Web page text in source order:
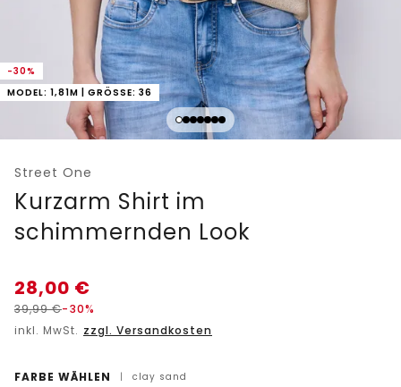
-30%
MODEL: 1,81M | GRÖSSE: 36
Street One
Kurzarm Shirt im
schimmernden Look
28,00 €
39,99€-30%
inkl. MwSt. zzgl. Versandkosten
FARBE WÄHLEN | clay sand